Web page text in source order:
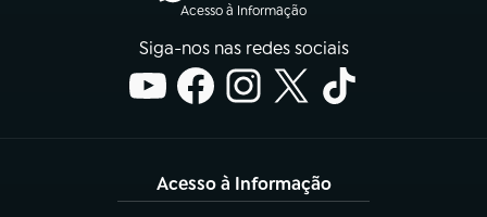
Acesso à Informação
Siga-nos nas redes sociais
Acesso à Informação